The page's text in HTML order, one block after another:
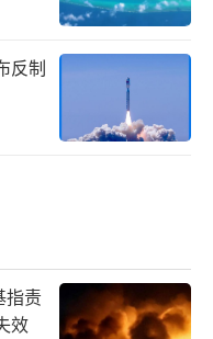
反制
指责
效